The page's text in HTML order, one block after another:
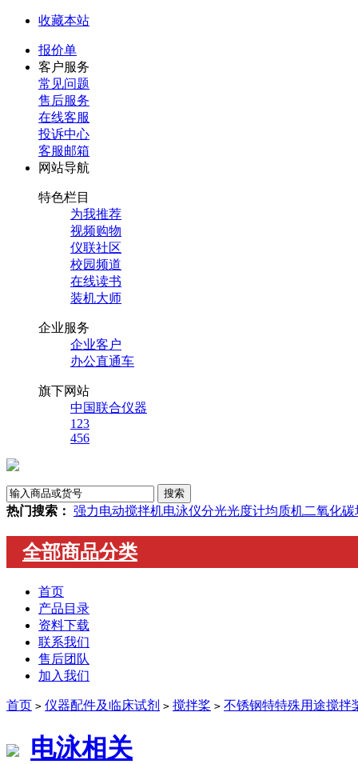
收藏本站
报价单
客户服务
常见问题
售后服务
在线客服
投诉中心
客服邮箱
网站导航
特色栏目
为我推荐
视频购物
仪联社区
校园频道
在线读书
装机大师
企业服务
企业客户
办公直通车
旗下网站
中国联合仪器
123
456
热门搜索： 强力电动搅拌机电泳仪分光光度计均质机二氧化
全部商品分类
首页
产品目录
资料下载
联系我们
售后团队
加入我们
首页 > 仪器配件及临床试剂 > 搅拌桨 > 不锈钢特特殊用途搅拌
电泳相关